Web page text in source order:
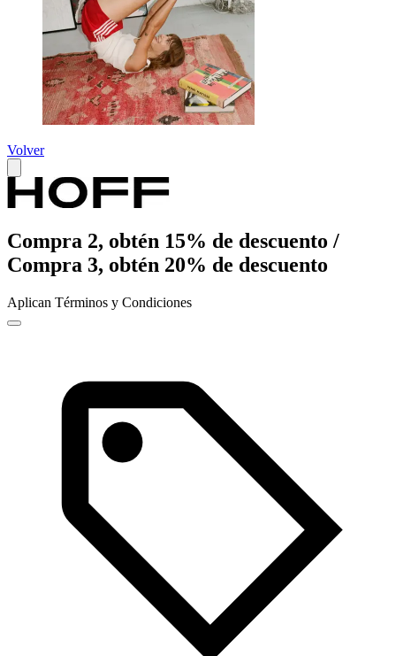
Volver
Compra 2, obtén 15% de descuento /
Compra 3, obtén 20% de descuento
Aplican Términos y Condiciones